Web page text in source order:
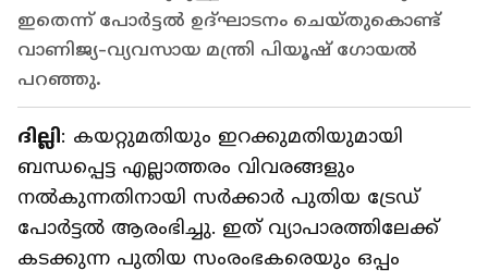
ഇതെന്ന് പോർട്ടൽ ഉദ്ഘാടനം ചെയ്തുകൊണ്ട്
വാണിജ്യ-വ്യവസായ മന്ത്രി പിയൂഷ് ഗോയൽ
പറഞ്ഞു.
ദില്ലി: കയറ്റുമതിയും ഇറക്കുമതിയുമായി
ബന്ധപ്പെട്ട എല്ലാത്തരം വിവരങ്ങളും
നൽകുന്നതിനായി സർക്കാർ പുതിയ ട്രേഡ്
പോർട്ടൽ ആരംഭിച്ചു. ഇത് വ്യാപാരത്തിലേക്ക്
കടക്കുന്ന പുതിയ സംരംഭകരെയും ഒപ്പം